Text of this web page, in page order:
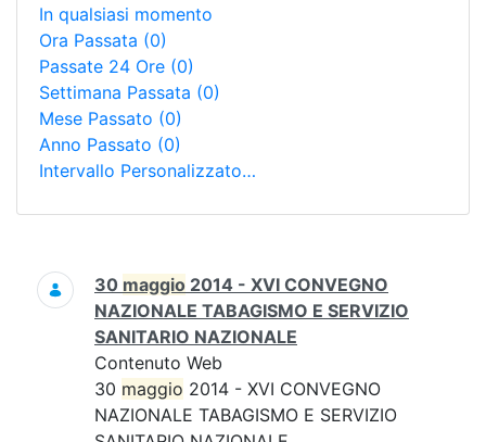
In qualsiasi momento
Ora Passata (0)
Passate 24 Ore (0)
Settimana Passata (0)
Mese Passato (0)
Anno Passato (0)
Intervallo Personalizzato…
Ricerca
30 maggio 2014 - XVI CONVEGNO
NAZIONALE TABAGISMO E SERVIZIO
SANITARIO NAZIONALE
Contenuto Web
30 maggio 2014 - XVI CONVEGNO
NAZIONALE TABAGISMO E SERVIZIO